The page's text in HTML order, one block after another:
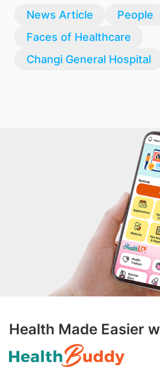
News Article People
Faces of Healthcare
Changi General Hospital
Health Made Easier